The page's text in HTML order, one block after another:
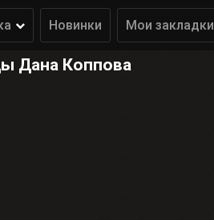
Новинки Мои закладки
Дана Коппова